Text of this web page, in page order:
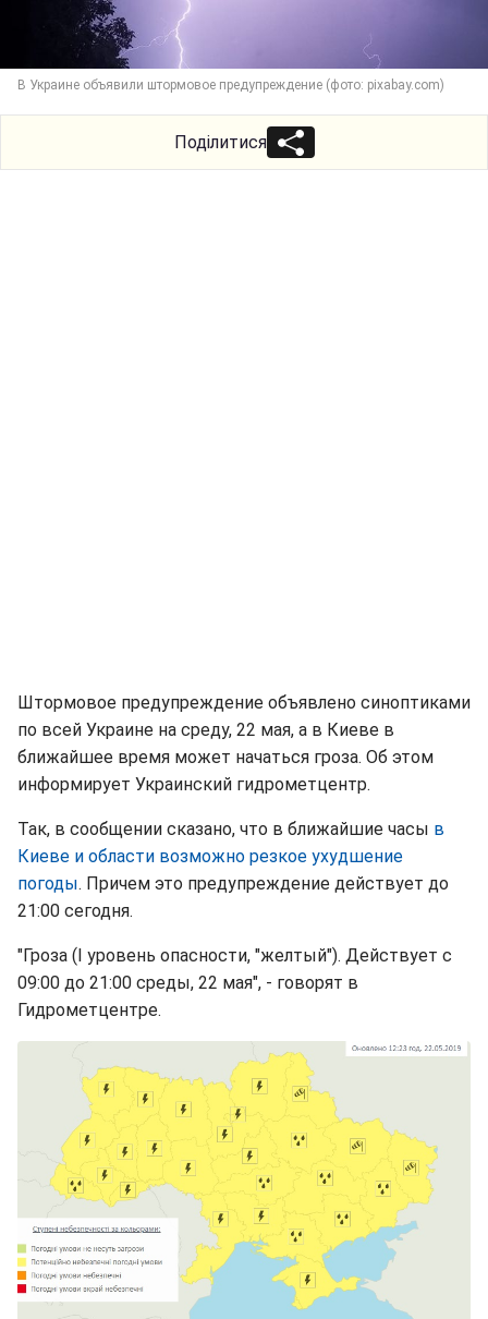
В Украине объявили штормовое предупреждение (фото: pixabay.com)
Поділитися
Штормовое предупреждение объявлено синоптиками
по всей Украине на среду, 22 мая, а в Киеве в
ближайшее время может начаться гроза. Об этом
информирует Украинский гидрометцентр.
Так, в сообщении сказано, что в ближайшие часы в
Киеве и области возможно резкое ухудшение
погоды. Причем это предупреждение действует до
21:00 сегодня.
"Гроза (I уровень опасности, "желтый"). Действует с
09:00 до 21:00 среды, 22 мая", - говорят в
Гидрометцентре.